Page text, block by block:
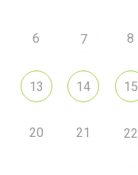
6 7 8
13 14 15
20 21 22